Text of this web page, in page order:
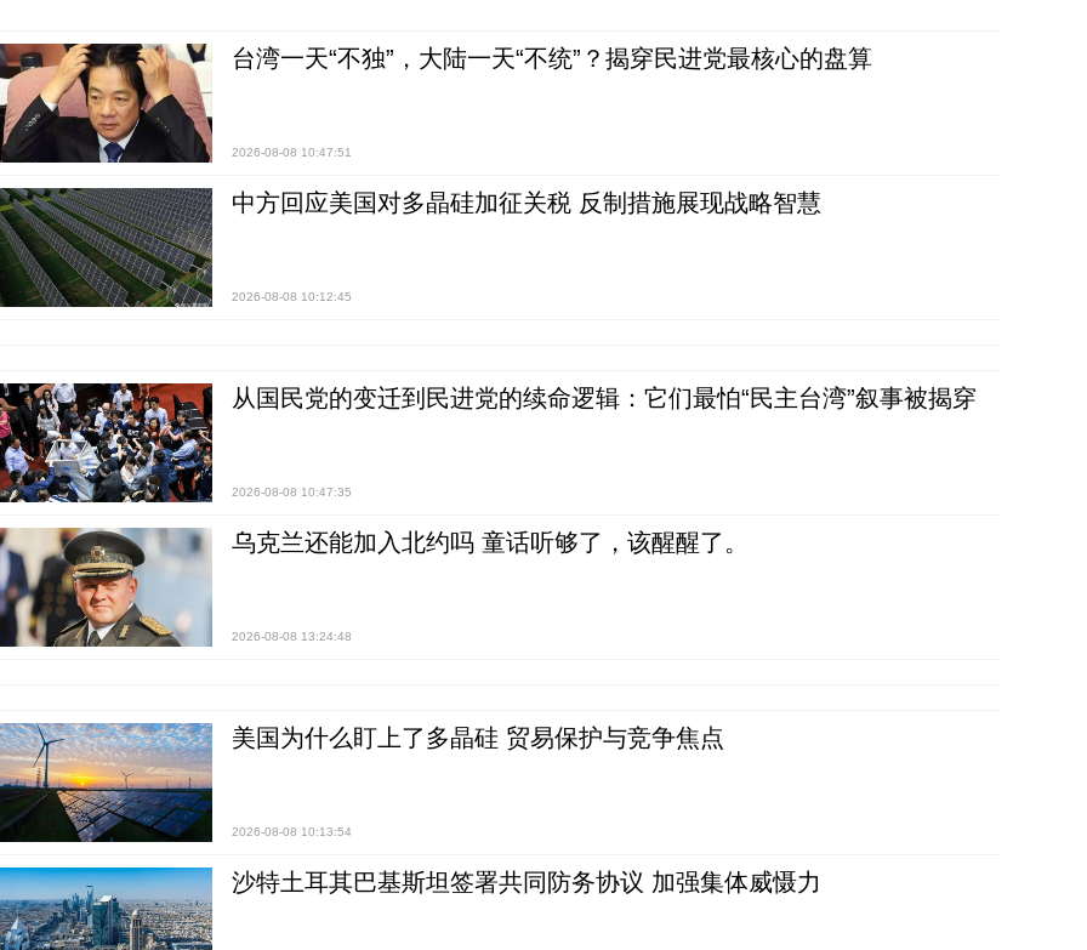
台湾一天“不独”，大陆一天“不统”？揭穿民进党最核心的盘算
2026-08-08 10:47:51
中方回应美国对多晶硅加征关税 反制措施展现战略智慧
2026-08-08 10:12:45
从国民党的变迁到民进党的续命逻辑：它们最怕“民主台湾”叙事被揭穿
2026-08-08 10:47:35
乌克兰还能加入北约吗 童话听够了，该醒醒了。
2026-08-08 13:24:48
美国为什么盯上了多晶硅 贸易保护与竞争焦点
2026-08-08 10:13:54
沙特土耳其巴基斯坦签署共同防务协议 加强集体威慑力